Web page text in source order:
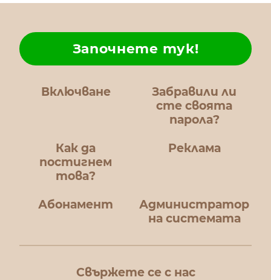
Включване
Забравили ли
сте своята
парола?
Как да
постигнем
това?
Започнете тук!
Реклама
Абонамент
Администратор
на системата
Свържете се с нас